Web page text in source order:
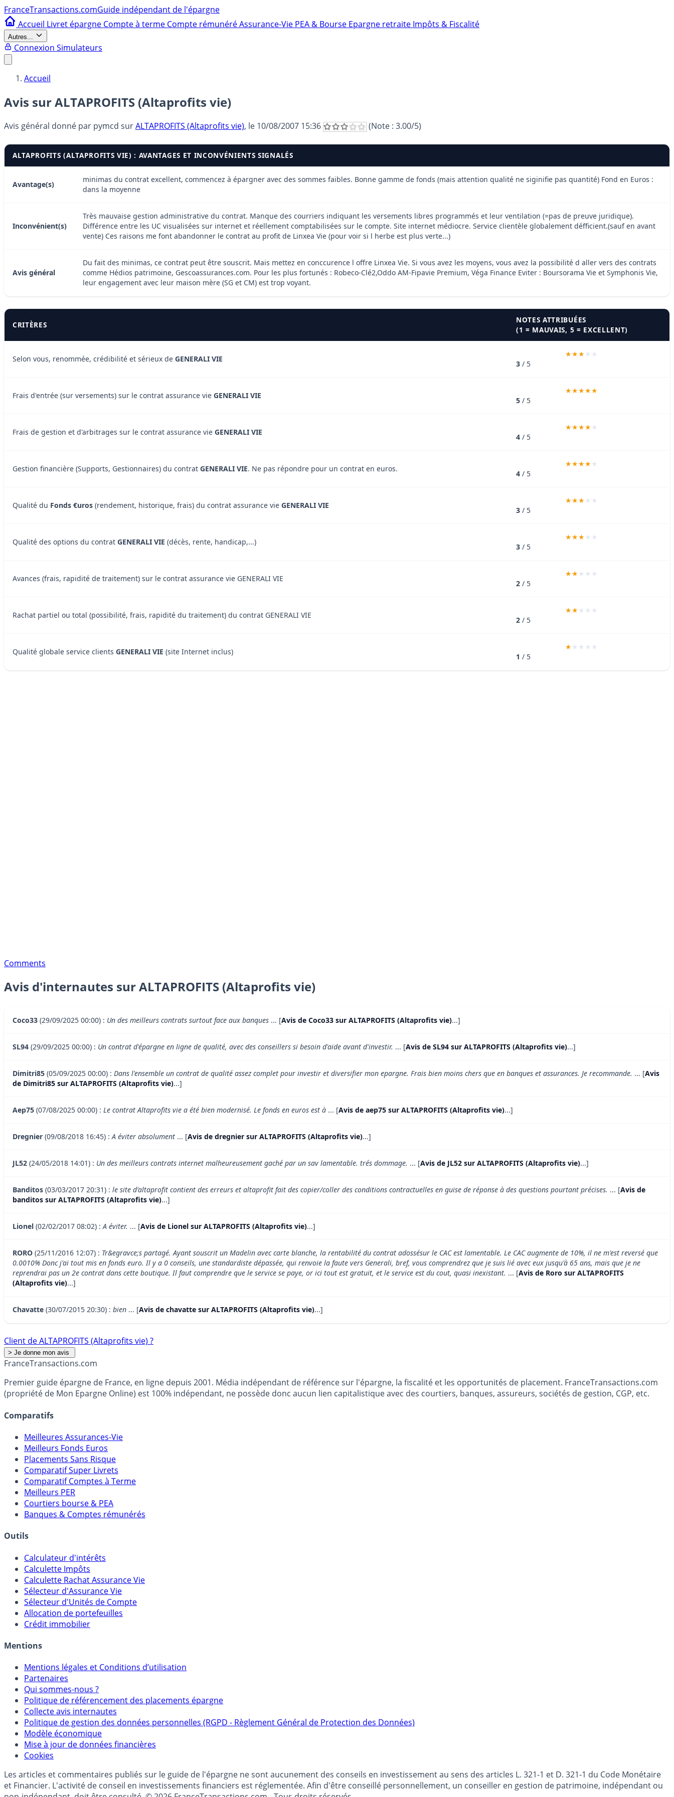
FranceTransactions.comGuide indépendant de l'épargne
Accueil Livret épargne Compte à terme Compte rémunéréAssurance-Vie PEA & Bourse Epargne retraite Impôts & Fiscalité
Autres...
Connexion Simulateurs
Accueil
Avis sur ALTAPROFITS (Altaprofits vie)
Avis général donné par pymcd surALTAPROFITS (Altaprofits vie), le 10/08/2007 15:36 (Note : 3.00/5)
ALTAPROFITS (ALTAPROFITS VIE) : AVANTAGES ET INCONVÉNIENTS SIGNALÉS
Avantage(s)
minimas du contrat excellent, commencez à épargner avec des sommes faibles. Bonne gamme de fonds (mais attention qualité ne siginifie pas quantité) Fond en Euros :
dans la moyenne
Inconvénient(s)
Très mauvaise gestion administrative du contrat. Manque des courriers indiquant les versements libres programmés et leur ventilation (=pas de preuve juridique).
Différence entre les UC visualisées sur internet et réellement comptabilisées sur le compte. Site internet médiocre. Service clientèle globalement défficient.(sauf en avant
vente) Ces raisons me font abandonner le contrat au profit de Linxea Vie (pour voir si l herbe est plus verte...)
Avis général
Du fait des minimas, ce contrat peut être souscrit. Mais mettez en conccurence l offre Linxea Vie. Si vous avez les moyens, vous avez la possibilité d aller vers des contrats
comme Hédios patrimoine, Gescoassurances.com. Pour les plus fortunés : Robeco-Clé2,Oddo AM-Fipavie Premium, Véga Finance Eviter : Boursorama Vie et Symphonis Vie,
leur engagement avec leur maison mère (SG et CM) est trop voyant.
CRITÈRES
NOTES ATTRIBUÉES
(1 = MAUVAIS, 5 = EXCELLENT)
Selon vous, renommée, crédibilité et sérieux de GENERALI VIE
3 / 5
Frais d'entrée (sur versements) sur le contrat assurance vie GENERALI VIE
5 / 5
Frais de gestion et d'arbitrages sur le contrat assurance vie GENERALI VIE
4 / 5
Gestion financière (Supports, Gestionnaires) du contrat GENERALI VIE. Ne pas répondre pour un contrat en euros.
4 / 5
Qualité du Fonds €uros (rendement, historique, frais) du contrat assurance vie GENERALI VIE
3 / 5
Qualité des options du contrat GENERALI VIE (décès, rente, handicap,...)
3 / 5
Avances (frais, rapidité de traitement) sur le contrat assurance vie GENERALI VIE
2 / 5
Rachat partiel ou total (possibilité, frais, rapidité du traitement) du contrat GENERALI VIE
2 / 5
Qualité globale service clients GENERALI VIE (site Internet inclus)
1 / 5
Comments
Avis d'internautes sur ALTAPROFITS (Altaprofits vie)
Coco33 (29/09/2025 00:00) : Un des meilleurs contrats surtout face aux banques ... [Avis de Coco33 sur ALTAPROFITS (Altaprofits vie)...]
SL94 (29/09/2025 00:00) : Un contrat d'épargne en ligne de qualité, avec des conseillers si besoin d'aide avant d'investir. ... [Avis de SL94 sur ALTAPROFITS (Altaprofits vie)...]
Dimitri85 (05/09/2025 00:00) : Dans l'ensemble un contrat de qualité assez complet pour investir et diversifier mon epargne. Frais bien moins chers que en banques et assurances. Je recommande. ... [Avis
de Dimitri85 sur ALTAPROFITS (Altaprofits vie)...]
Aep75 (07/08/2025 00:00) : Le contrat Altaprofits vie a été bien modernisé. Le fonds en euros est à ... [Avis de aep75 sur ALTAPROFITS (Altaprofits vie)...]
Dregnier (09/08/2018 16:45) :A éviter absolument ... [Avis de dregnier sur ALTAPROFITS (Altaprofits vie)...]
JL52 (24/05/2018 14:01) : Un des meilleurs contrats internet malheureusement gaché par un sav lamentable. trés dommage. ... [Avis de JL52 sur ALTAPROFITS (Altaprofits vie)...]
Banditos (03/03/2017 20:31) : le site d'altaprofit contient des erreurs et altaprofit fait des copier/coller des conditions contractuelles en guise de réponse à des questions pourtant précises. ... [Avis de
banditos sur ALTAPROFITS (Altaprofits vie)...]
Lionel (02/02/2017 08:02) :A éviter. ... [Avis de Lionel sur ALTAPROFITS (Altaprofits vie)...]
RORO (25/11/2016 12:07) : Tr&egravce;s partagé. Ayant souscrit un Madelin avec carte blanche, la rentabilité du contrat adossésur le CAC est lamentable. Le CAC augmente de 10%, il ne m'est reversé que
0.0010% Donc j'ai tout mis en fonds euro. Il y a 0 conseils, une standardiste dépassée, qui renvoie la faute vers Generali, bref, vous comprendrez que je suis lié avec eux jusqu'à 65 ans, mais que je ne
reprendrai pas un 2e contrat dans cette boutique. Il faut comprendre que le service se paye, or ici tout est gratuit, et le service est du cout, quasi inexistant. ... [Avis de Roro sur ALTAPROFITS
(Altaprofits vie)...]
Chavatte (30/07/2015 20:30) : bien ... [Avis de chavatte sur ALTAPROFITS (Altaprofits vie)...]
Client de ALTAPROFITS (Altaprofits vie) ?
FranceTransactions.com
Premier guide épargne de France, en ligne depuis 2001. Média indépendant de référence sur l'épargne, la fiscalité et les opportunités de placement. FranceTransactions.com
(propriété de Mon Epargne Online) est 100% indépendant, ne possède donc aucun lien capitalistique avec des courtiers, banques, assureurs, sociétés de gestion, CGP, etc.
Comparatifs
Meilleures Assurances-Vie
Meilleurs Fonds Euros
Placements Sans Risque
Comparatif Super Livrets
Comparatif Comptes à Terme
Meilleurs PER
Courtiers bourse & PEA
Banques & Comptes rémunérés
Outils
Calculateur d'intérêts
Calculette Impôts
Calculette Rachat Assurance Vie
Sélecteur d'Assurance Vie
Sélecteur d'Unités de Compte
Allocation de portefeuilles
Crédit immobilier
Mentions
Mentions légales et Conditions d’utilisation
Partenaires
Qui sommes-nous ?
Politique de référencement des placements épargne
Collecte avis internautes
Politique de gestion des données personnelles (RGPD - Règlement Général de Protection des Données)
Modèle économique
Mise à jour de données financières
Cookies
Les articles et commentaires publiés sur le guide de l'épargne ne sont aucunement des conseils en investissement au sens des articles L. 321-1 et D. 321-1 du Code Monétaire
et Financier. L'activité de conseil en investissements financiers est réglementée. Afin d'être conseillé personnellement, un conseiller en gestion de patrimoine, indépendant ou